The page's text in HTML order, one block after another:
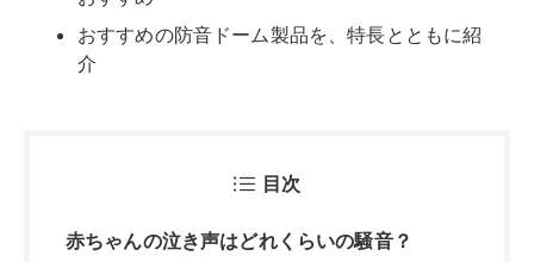
おすすめの防音ドーム製品を、特長とともに紹
介
目次
赤ちゃんの泣き声はどれくらいの騒音？